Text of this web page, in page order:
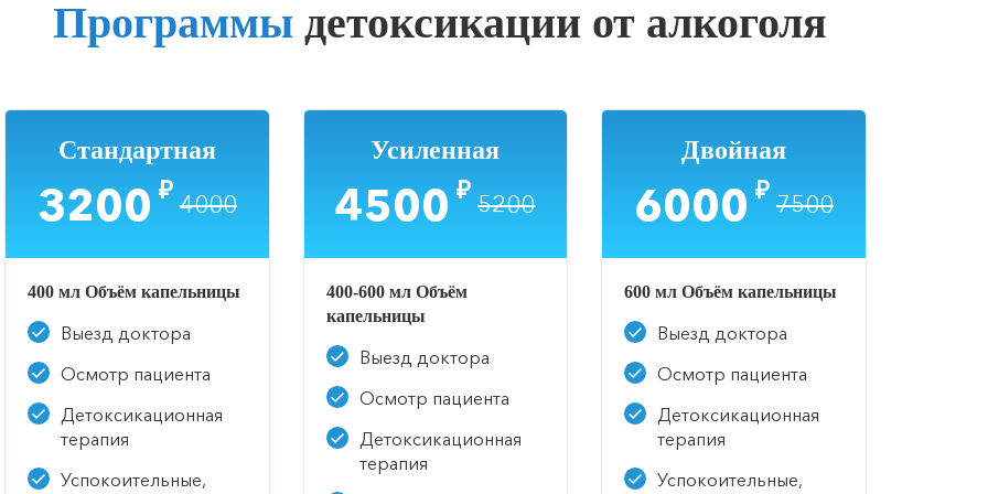
Программы детоксикации от алкоголя
Стандартная
3200 ₽ 4000
400 мл Объём капельницы
Выезд доктора
Осмотр пациента
Детоксикационная
терапия
Успокоительные,
Усиленная
4500 ₽ 5200
400-600 мл Объём
капельницы
Выезд доктора
Осмотр пациента
Детоксикационная
терапия
Двойная
6000 ₽ 7500
600 мл Объём капельницы
Выезд доктора
Осмотр пациента
Детоксикационная
терапия
Успокоительные,